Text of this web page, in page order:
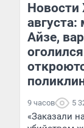
Айзе,
9 часов 5
«Заказали